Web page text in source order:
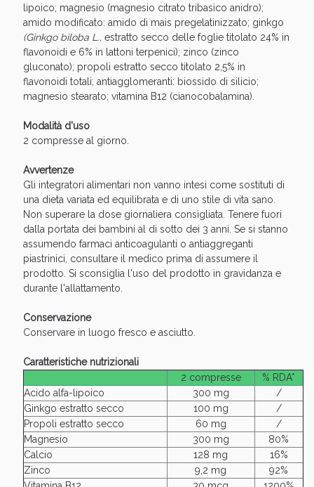
lipoico; magnesio (magnesio citrato tribasico anidro);
amido modificato: amido di mais pregelatinizzato; ginkgo
(Ginkgo biloba L.,estratto secco delle foglie titolato 24% in
flavonoidi e 6% in lattoni terpenici); zinco (zinco
gluconato); propoli estratto secco titolato 2,5% in
flavonoidi totali; antiagglomeranti: biossido di silicio;
magnesio stearato; vitamina B12 (cianocobalamina).
Modalità d'uso
2 compresse al giorno.
Avvertenze
Gli integratori alimentari non vanno intesi come sostituti di
una dieta variata ed equilibrata e di uno stile di vita sano.
Non superare la dose giornaliera consigliata. Tenere fuori
dalla portata dei bambini al di sotto dei 3 anni. Se si stanno
assumendo farmaci anticoagulanti o antiaggreganti
piastrinici, consultare il medico prima di assumere il
prodotto. Si sconsiglia l'uso del prodotto in gravidanza e
durante l'allattamento.
Conservazione
Conservare in luogo fresco e asciutto.
Caratteristiche nutrizionali
2 compresse
% RDA*
Acido alfa-lipoico
300 mg
/
Ginkgo estratto secco
100 mg
/
Propoli estratto secco
60 mg
/
Magnesio
300 mg
80%
Calcio
128 mg
16%
Zinco
9,2 mg
92%
Benessere Intestinale: Sconto fino al 55% valido